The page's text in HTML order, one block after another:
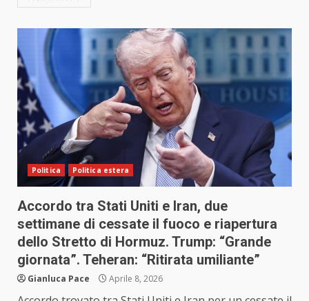
Politica Politica estera
Accordo tra Stati Uniti e Iran, due
settimane di cessate il fuoco e riapertura
dello Stretto di Hormuz. Trump: “Grande
giornata”. Teheran: “Ritirata umiliante”
Gianluca Pace Aprile 8, 2026